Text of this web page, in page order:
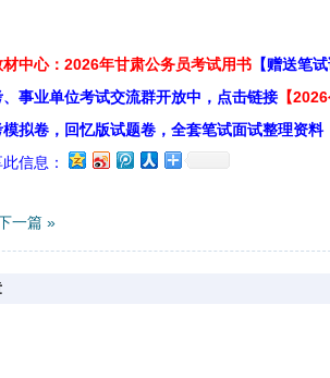
中心：2026年甘肃公务员考试用书 【赠送笔
事业单位考试交流群开放中，点击链接 【
拟卷，回忆版试题卷，全套笔试面试整理资料
信息：
一篇 »